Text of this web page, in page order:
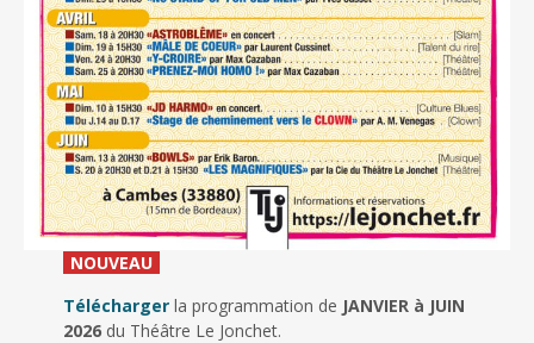
NOUVEAU_
Télécharger la programmation de JANVIER à JUIN
2026du Théâtre Le Jonchet.